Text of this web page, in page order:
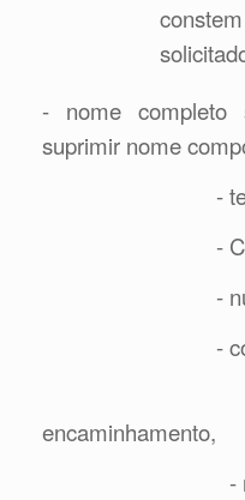
- nome completo
suprimir nome
- telefone
-
- número
- condição
-
encaminhamento,
- número